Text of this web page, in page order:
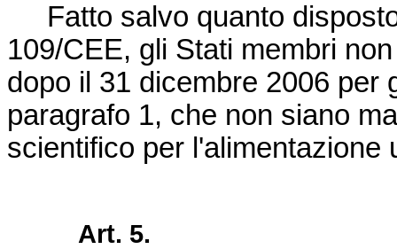
Fatto salvo quanto
109/CEE, gli Stati membri
dopo il 31 dicembre 2006 per
paragrafo 1, che non siano
scientifico per l'alimentazione
Art. 5.